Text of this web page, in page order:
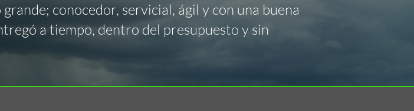
conocedor, servicial, ágil y con una buena
a tiempo, dentro del presupuesto y sin